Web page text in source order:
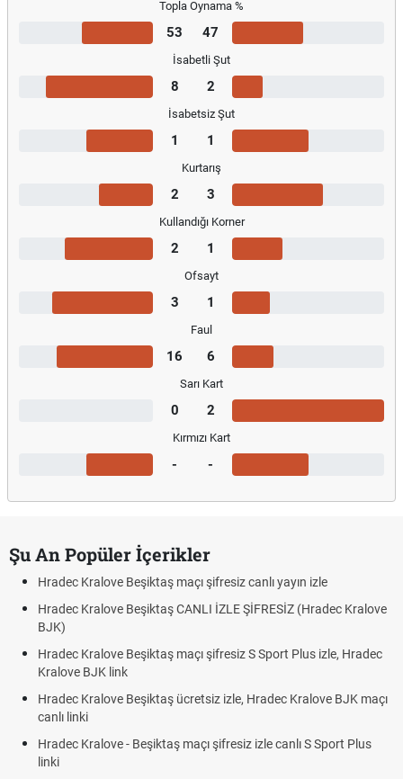
Topla Oynama %
53 47
İsabetli Şut
8 2
İsabetsiz Şut
1 1
Kurtarış
2 3
Kullandığı Korner
2 1
Ofsayt
3 1
Faul
16 6
Sarı Kart
0 2
Kırmızı Kart
- -
Şu An Popüler İçerikler
Hradec Kralove Beşiktaş maçı şifresiz canlı yayın izle
Hradec Kralove Beşiktaş CANLI İZLE ŞİFRESİZ (Hradec Kralove
BJK)
Hradec Kralove Beşiktaş maçı şifresiz S Sport Plus izle, Hradec
Kralove BJK link
Hradec Kralove Beşiktaş ücretsiz izle, Hradec Kralove BJK maçı
canlı linki
Hradec Kralove - Beşiktaş maçı şifresiz izle canlı S Sport Plus
linki